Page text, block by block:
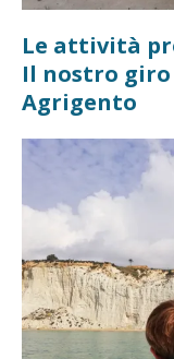
Le attività
Il nostro giro
Agrigento